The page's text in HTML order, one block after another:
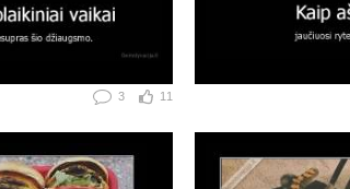
3 11